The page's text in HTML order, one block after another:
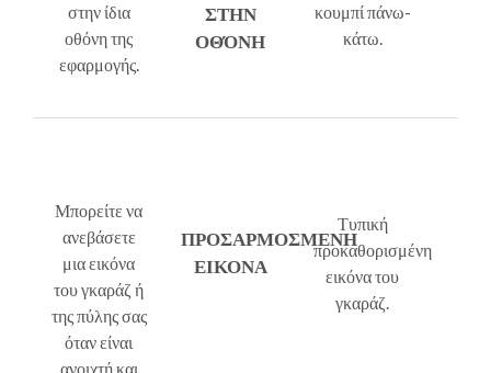
στην ίδια
οθόνη της
εφαρμογής.
ΣΤΗΝ
ΟΘΌΝΗ
κουμπί πάνω-
κάτω.
Μπορείτε να
ανεβάσετε
μια εικόνα
του γκαράζ ή
της πύλης σας
όταν είναι
ανοιχτή και
ΠΡΟΣΑΡΜΟΣΜΕΝΗ
ΕΙΚΟΝΑ
Τυπική
προκαθορισμένη
εικόνα του
γκαράζ.